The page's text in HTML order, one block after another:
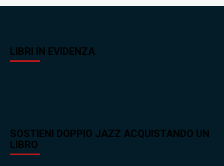
LIBRI IN EVIDENZA
SOSTIENI DOPPIO JAZZ ACQUISTANDO UN
LIBRO